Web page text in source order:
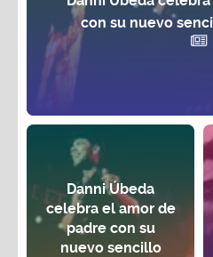
con su nuevo
Danni Úbeda
celebra el amor de
padre con su
nuevo sencillo